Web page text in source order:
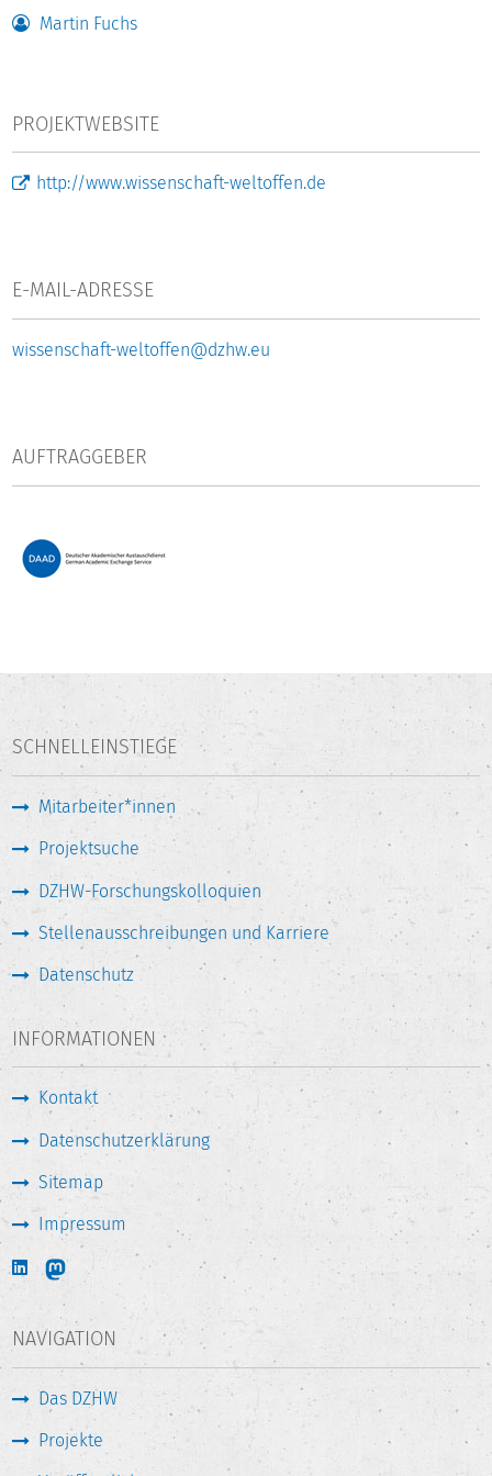
Martin Fuchs
PROJEKTWEBSITE
http://www.wissenschaft-weltoffen.de
E-MAIL-ADRESSE
wissenschaft-weltoffen@dzhw.eu
AUFTRAGGEBER
SCHNELLEINSTIEGE
Mitarbeiter*innen
Projektsuche
DZHW-Forschungskolloquien
Stellenausschreibungen und Karriere
Datenschutz
INFORMATIONEN
Kontakt
Datenschutzerklärung
Sitemap
Impressum
NAVIGATION
Das DZHW
Projekte